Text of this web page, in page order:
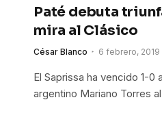
Paté debuta
mira al Clásico
César Blanco 6 febrero, 2019
El Saprissa ha vencido 1-0
argentino Mariano Torres